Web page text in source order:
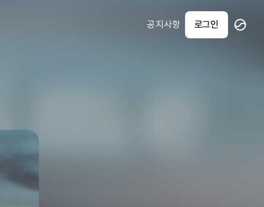
공지사항 로그인